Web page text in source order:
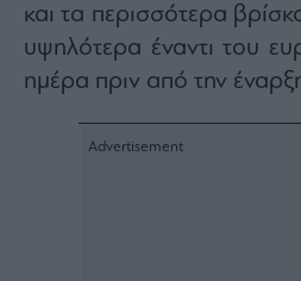
Creative
Content
Content
και τα περισσότερα
υψηλότερα έναντι του
ημέρα πριν από την